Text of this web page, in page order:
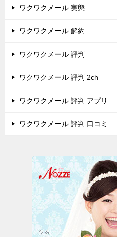
ワクワクメール 実態
ワクワクメール 解約
ワクワクメール 評判
ワクワクメール 評判 2ch
ワクワクメール 評判 アプリ
ワクワクメール 評判 口コミ